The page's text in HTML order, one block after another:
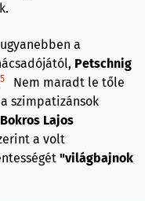
a
Petschnig
5
Nem maradt le tőle
szimpatizánsok
Bokros Lajos
a volt
"világbajnok